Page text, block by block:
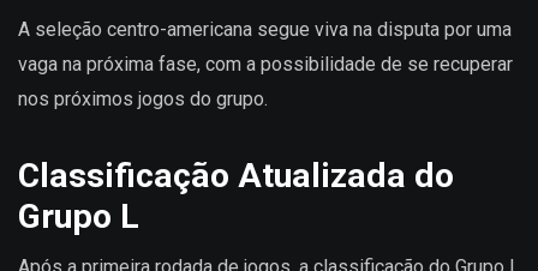
A seleção centro-americana segue viva na disputa por uma
vaga na próxima fase, com a possibilidade de se recuperar
nos próximos jogos do grupo.
Classificação Atualizada do
Grupo L